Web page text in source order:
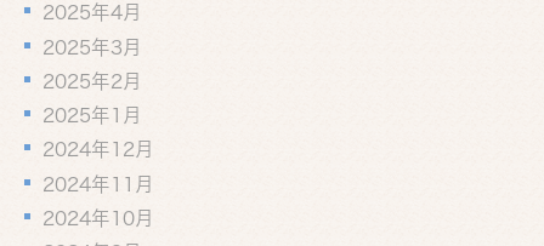
2025年4月
2025年3月
2025年2月
2025年1月
2024年12月
2024年11月
2024年10月